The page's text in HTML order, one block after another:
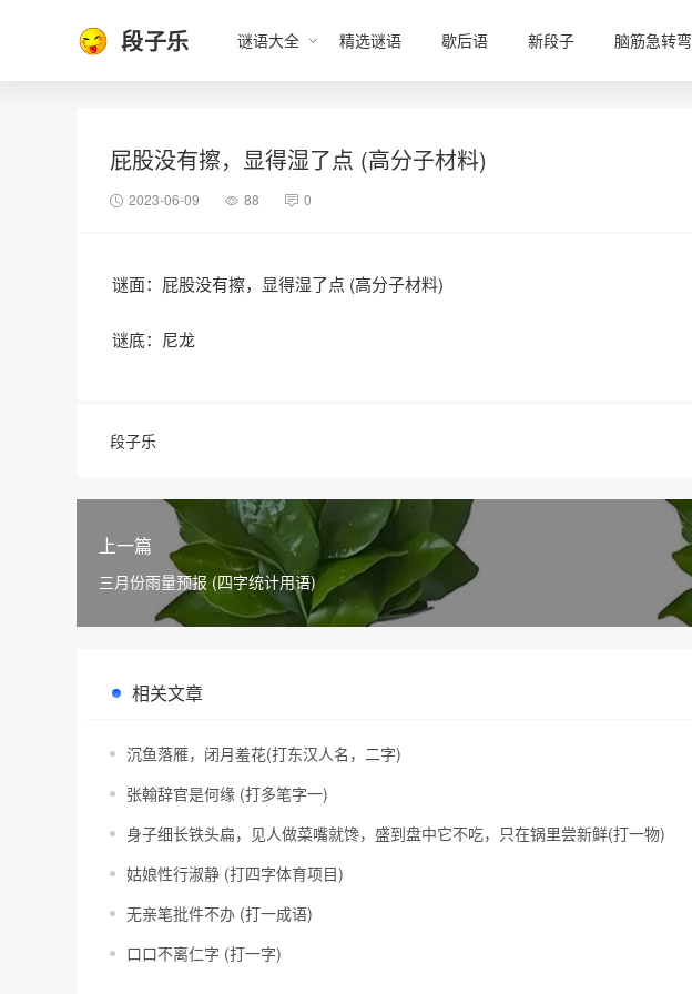
段子乐 谜语大全 精选谜语 歇后语 新段子 脑筋急转弯
屁股没有擦，显得湿了点 (高分子材料)
2023-06-09 88 0
谜面：屁股没有擦，显得湿了点 (高分子材料)
谜底：尼龙
段子乐
上一篇
三月份雨量预报 (四字统计用语)
相关文章
沉鱼落雁，闭月羞花(打东汉人名，二字)
张翰辞官是何缘 (打多笔字一)
身子细长铁头扁，见人做菜嘴就馋，盛到盘中它不吃，只在锅里尝新鲜(打一物)
姑娘性行淑静 (打四字体育项目)
无亲笔批件不办 (打一成语)
口口不离仁字 (打一字)